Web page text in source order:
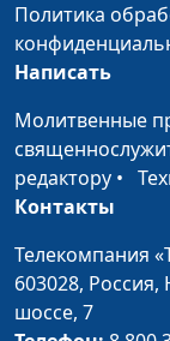
Политика
Написать
Молитвенные
редактору •
Контакты
Телекомпания
603028, Россия,
шоссе, 7